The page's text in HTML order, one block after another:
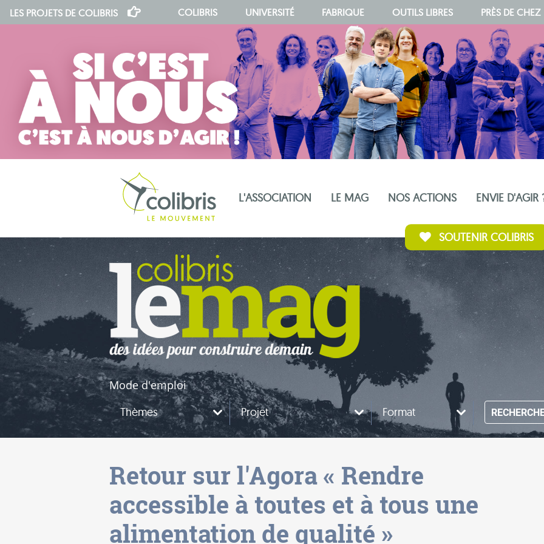
LES PROJETS DE COLIBRIS COLIBRIS UNIVERSITÉ FABRIQUE OUTILS LIBRES PRÈS DE
L'ASSOCIATION LE MAG NOS ACTIONS ENVIE D'AGIR
indépendance
SOUTENIR COLIBRIS
Mode d'emploi
Thèmes Projet Format
Retour sur l'Agora « Rendre
accessible à toutes et à tous une
alimentation de qualité »